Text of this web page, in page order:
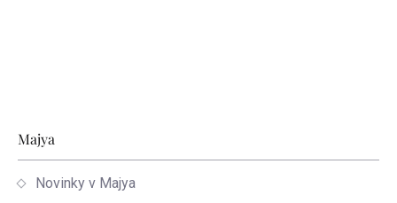
Zápätie
Majya
Novinky v Majya